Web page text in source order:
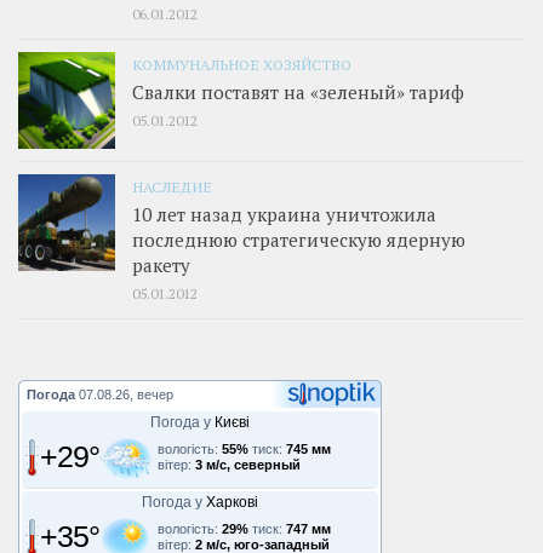
06.01.2012
КОММУНАЛЬНОЕ ХОЗЯЙСТВО
Свалки поставят на «зеленый» тариф
05.01.2012
НАСЛЕДИЕ
10 лет назад украина уничтожила
последнюю стратегическую ядерную
ракету
05.01.2012
Погода 07.08.26, вечер
Погода у Києві
+29° вологість: 55% тиск: 745 мм
вітер: 3 м/с, северный
Погода у Харкові
+35° вологість: 29% тиск: 747 мм
вітер: 2 м/с, юго-западный